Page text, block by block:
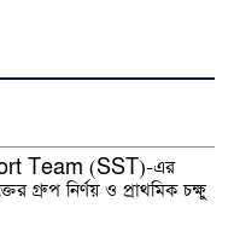
Team (SST)-এর
গ্রুপ নির্ণয় ও প্রাথমিক চক্ষু